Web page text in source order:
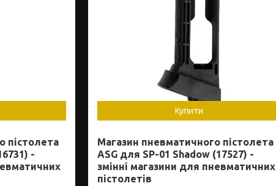
пістолета
-
Купити
Магазин пневматичного пістолета
ASG для SP-01 Shadow (17527) -
змінні магазини для пневматичних
пістолетів